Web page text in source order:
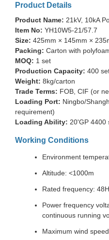
Product Details
Product Name: 21kV, 10kA
Item No: YH10W5-21/57.7
Size: 425mm × 145mm ×
Packing: Carton with
MOQ: 1 set
Production Capacity: 400
Weight: 8kg/carton
Trade Terms: FOB, CIF (or
Loading Port: Ningbo/
requirement)
Loading Ability: 20'GP 4400
Working Conditions
Environment
Altitude: <1000m
Rated frequency:
Power frequency
continuous running
Maximum wind